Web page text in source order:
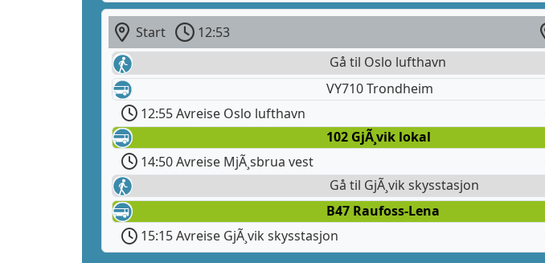
Start 12:53
Gå til Oslo lufthavn
VY710 Trondheim
12:55 Avreise Oslo lufthavn
102 GjÃ¸vik lokal
14:50 Avreise MjÃ¸sbrua vest
Gå til GjÃ¸vik skysstasjon
B47 Raufoss-Lena
15:15 Avreise GjÃ¸vik skysstasjon